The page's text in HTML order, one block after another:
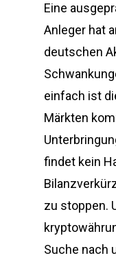
Eine
Anleger hat
deutschen
einfach ist
Märkten
findet kein
zu stoppen.
Suche nach